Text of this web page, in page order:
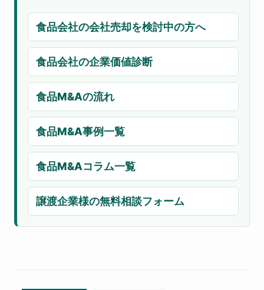
食品会社の会社売却を検討中の方へ
食品会社の企業価値診断
食品M&Aの流れ
食品M&A事例一覧
食品M&Aコラム一覧
譲渡企業様の無料相談フォーム